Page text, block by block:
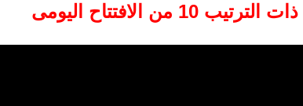
10 من الافتتاح اليومى